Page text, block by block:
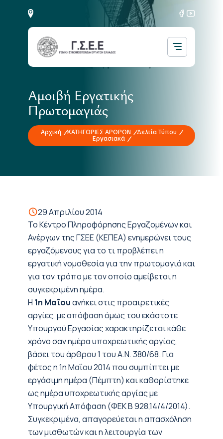
Αμοιβή Εργατικής
Πρωτομαγιάς
Αρχική ΚΑΤΗΓΟΡΙΕΣ ΑΡΘΡΩΝ
Δελτία Τύπου
Εργασιακά
29 Απριλίου 2014
To Κέντρο Πληροφόρησης Εργαζομένων και
Ανέργων της ΓΣΕΕ (ΚΕΠΕΑ) ενημερώνει τους
εργαζόμενους για το τι προβλέπει η
εργατική νομοθεσία για την πρωτομαγιά και
για τον τρόπο με τον οποίο αμείβεται η
συγκεκριμένη ημέρα.
Η 1η Μαΐουανήκει στις προαιρετικές
αργίες, με απόφαση όμως του εκάστοτε
Υπουργού Εργασίας χαρακτηρίζεται κάθε
χρόνο σαν ημέρα υποχρεωτικής αργίας,
βάσει του άρθρου 1 του Α.Ν. 380/68. Για
φέτος η 1η Μαΐου 2014 που συμπίπτει με
εργάσιμη ημέρα (Πέμπτη) και καθορίστηκε
ως ημέρα υποχρεωτικής αργίας με
Υπουργική Απόφαση (ΦΕΚ Β 928,14/4/2014).
Συγκεκριμένα, απαγορεύεται η απασχόληση
των μισθωτών και η λειτουργία των